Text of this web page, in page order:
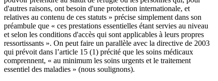
d'autres raisons, ont besoin d'une protection internationale, et
relatives au contenu de ces statuts » précise simplement dans son
préambule que « ces prestations essentielles étant servies au niveau
et selon les conditions d'accès qui sont applicables à leurs propres
ressortissants ». On peut faire un parallèle avec la directive de 2003
qui prévoit dans l’article 15 (1) précité que les soins médicaux
comprennent, « au minimum les soins urgents et le traitement
essentiel des maladies » (nous soulignons).